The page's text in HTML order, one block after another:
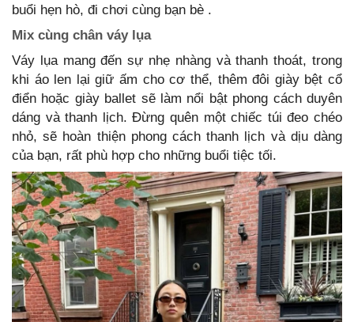
buổi hẹn hò, đi chơi cùng bạn bè .
Mix cùng chân váy lụa
Váy lụa mang đến sự nhẹ nhàng và thanh thoát, trong
khi áo len lại giữ ấm cho cơ thể, thêm đôi giày bệt cổ
điển hoặc giày ballet sẽ làm nổi bật phong cách duyên
dáng và thanh lịch. Đừng quên một chiếc túi đeo chéo
nhỏ, sẽ hoàn thiện phong cách thanh lịch và dịu dàng
của bạn, rất phù hợp cho những buổi tiệc tối.